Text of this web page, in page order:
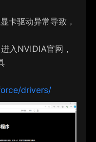
卡驱动异常导致，
入NVIDIA官网，
drivers/